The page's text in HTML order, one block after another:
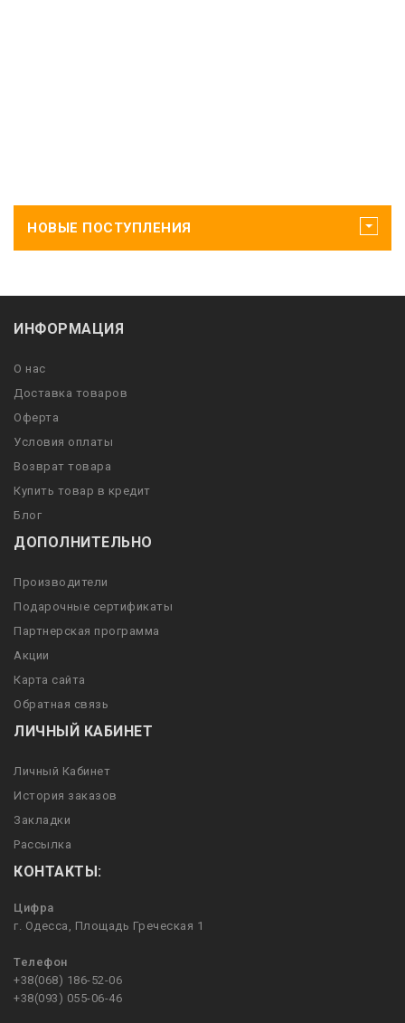
НОВЫЕ ПОСТУПЛЕНИЯ
ИНФОРМАЦИЯ
О нас
Доставка товаров
Оферта
Условия оплаты
Возврат товара
Купить товар в кредит
Блог
ДОПОЛНИТЕЛЬНО
Производители
Подарочные сертификаты
Партнерская программа
Акции
Карта сайта
Обратная связь
ЛИЧНЫЙ КАБИНЕТ
Личный Кабинет
История заказов
Закладки
Рассылка
КОНТАКТЫ:
Цифра
г. Одесса, Площадь Греческая 1
Телефон
+38(068) 186-52-06
+38(093) 055-06-46